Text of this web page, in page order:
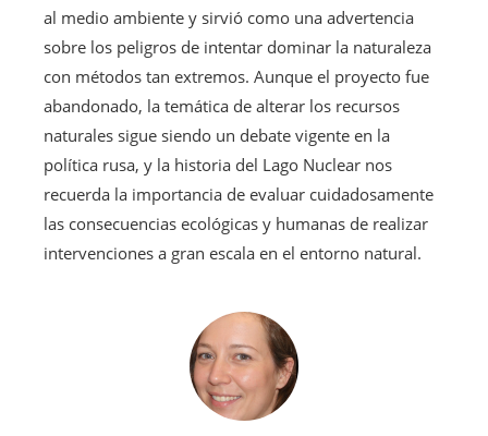
al medio ambiente y sirvió como una advertencia
sobre los peligros de intentar dominar la naturaleza
con métodos tan extremos. Aunque el proyecto fue
abandonado, la temática de alterar los recursos
naturales sigue siendo un debate vigente en la
política rusa, y la historia del Lago Nuclear nos
recuerda la importancia de evaluar cuidadosamente
las consecuencias ecológicas y humanas de realizar
intervenciones a gran escala en el entorno natural.